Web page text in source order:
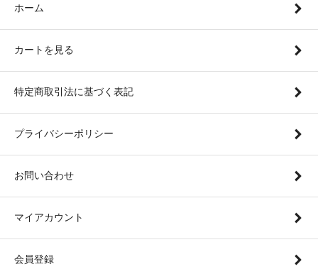
ホーム
カートを見る
特定商取引法に基づく表記
プライバシーポリシー
お問い合わせ
マイアカウント
会員登録